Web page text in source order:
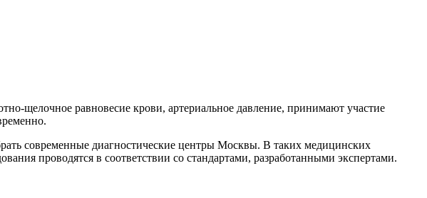
щелочное равновесие крови, артериальное давление, принимают участие
современные диагностические центры Москвы. В таких медицинских
проводятся в соответствии со стандартами, разработанными экспертами.